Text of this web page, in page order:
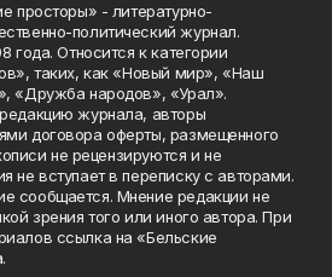
просторы» - литературно-
политический журнал.
года. Относится к категории
таких, как «Новый мир», «Наш
«Дружба народов», «Урал».
журнала, авторы
договора оферты, размещенного
не рецензируются и не
не вступает в переписку с авторами.
сообщается. Мнение редакции не
зрения того или иного автора. При
ссылка на «Бельские